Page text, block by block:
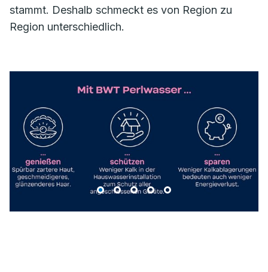
stammt. Deshalb schmeckt es von Region zu
Region unterschiedlich.